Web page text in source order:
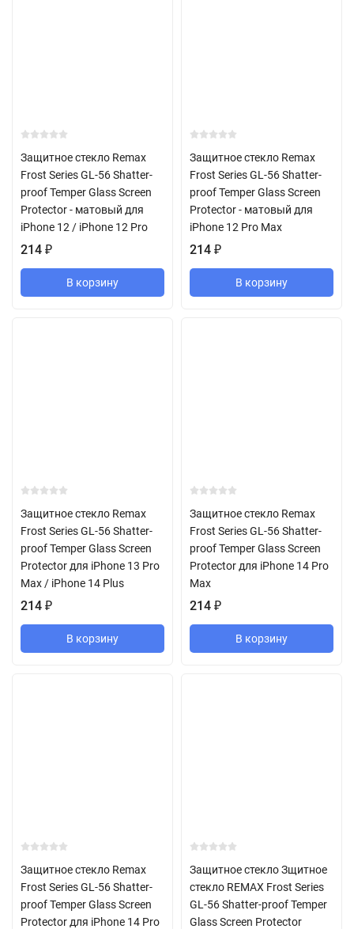
Защитное стекло Remax
Frost Series GL-56 Shatter-
proof Temper Glass Screen
Protector - матовый для
iPhone 12 / iPhone 12 Pro
214 ₽
В корзину
Защитное стекло Remax
Frost Series GL-56 Shatter-
proof Temper Glass Screen
Protector - матовый для
iPhone 12 Pro Max
214 ₽
В корзину
Защитное стекло Remax
Frost Series GL-56 Shatter-
proof Temper Glass Screen
Protector для iPhone 13 Pro
Max / iPhone 14 Plus
214 ₽
В корзину
Защитное стекло Remax
Frost Series GL-56 Shatter-
proof Temper Glass Screen
Protector для iPhone 14 Pro
Max
214 ₽
В корзину
Защитное стекло Remax
Frost Series GL-56 Shatter-
proof Temper Glass Screen
Protector для iPhone 14 Pro
Защитное стекло Зщитное
стекло REMAX Frost Series
GL-56 Shatter-proof Temper
Glass Screen Protector